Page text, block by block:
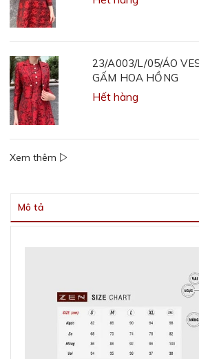
23/A003/L/05/ÁO
GẤM HOA HỒNG
Hết hàng
Xem thêm
Mô tả